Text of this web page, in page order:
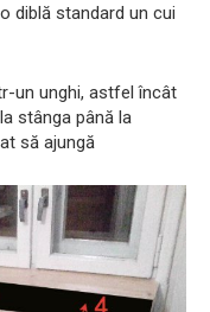
diblă standard un cui
un unghi, astfel încât
stânga până la
să ajungă